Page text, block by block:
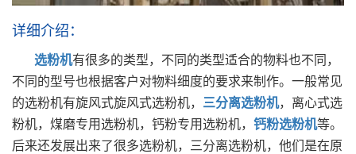
详细介绍：
选粉机有很多的类型，不同的类型适合的物料也不同，
不同的型号也根据客户对物料细度的要求来制作。一般常见
的选粉机有旋风式旋风式选粉机， 三分离选粉机，离心式选
粉机，煤磨专用选粉机，钙粉专用选粉机， 钙粉选粉机等。
后来还发展出来了很多选粉机，三分离选粉机，他们是在原